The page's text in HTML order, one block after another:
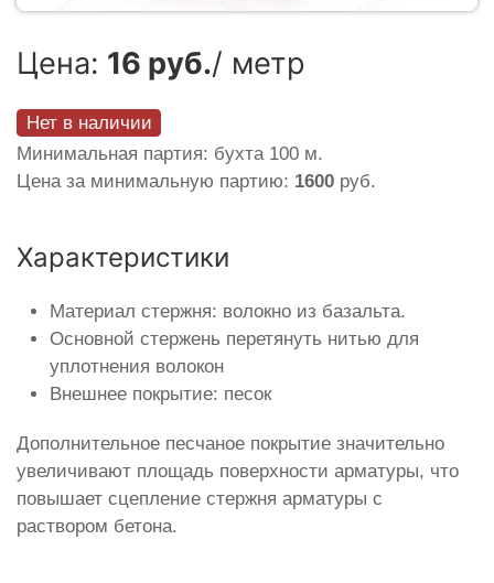
Цена: 16 руб./ метр
Нет в наличии
Минимальная партия: бухта 100 м.
Цена за минимальную партию: 1600 руб.
Характеристики
Материал стержня: волокно из базальта.
Основной стержень перетянуть нитью для
уплотнения волокон
Внешнее покрытие: песок
Дополнительное песчаное покрытие значительно
увеличивают площадь поверхности арматуры, что
повышает сцепление стержня арматуры с
раствором бетона.